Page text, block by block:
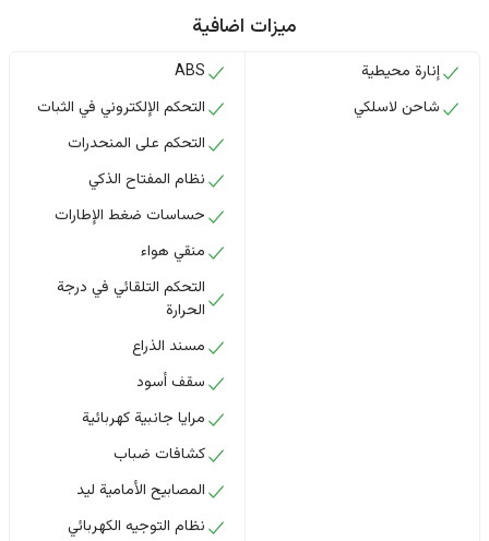
ميزات اضافية
إنارة محيطية
شاحن لاسلكي
ABS
التحكم الإلكتروني في الثبات
التحكم على المنحدرات
نظام المفتاح الذكي
حساسات ضغط الإطارات
منقي هواء
التحكم التلقائي في درجة
الحرارة
مسند الذراع
سقف أسود
مرايا جانبية كهربائية
كشافات ضباب
المصابيح الأمامية ليد
نظام التوجيه الكهربائي